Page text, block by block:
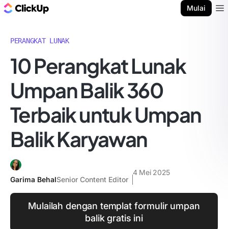
Mulai
PERANGKAT LUNAK
10 Perangkat Lunak
Umpan Balik 360
Terbaik untuk Umpan
Balik Karyawan
Garima BehalSenior Content Editor
4 Mei 2025
Mulailah dengan templat formulir umpan
balik gratis ini